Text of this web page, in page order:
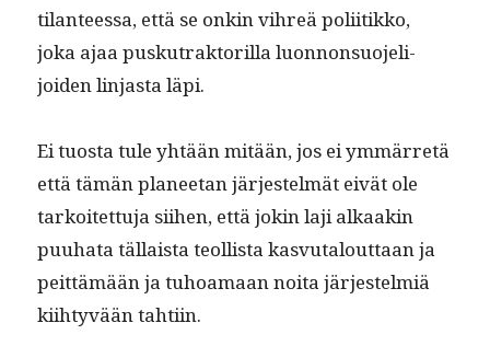
tilanteessa, että se onkin vihreä poli­itikko,
joka ajaa pusku­trak­to­ril­la luon­non­suo­jeli­
joiden lin­jas­ta läpi.
Ei tuos­ta tule yhtään mitään, jos ei ymmär­retä
että tämän pla­nee­tan jär­jestelmät eivät ole
tarkoitet­tu­ja siihen, että jokin laji alka­akin
puuha­ta täl­laista teol­lista kasvu­talout­taan ja
peit­tämään ja tuhoa­maan noi­ta jär­jestelmiä
kiihtyvään tahtiin.